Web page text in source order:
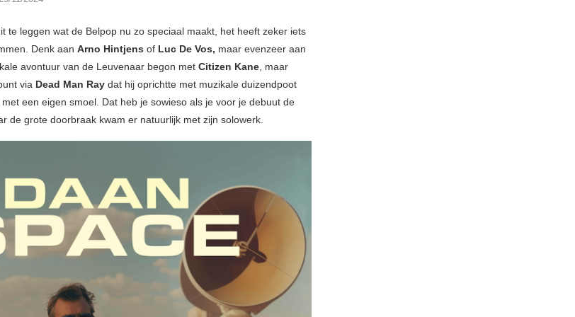
te leggen wat de Belpop nu zo speciaal maakt, het heeft zeker iets
Denk aan Arno Hintjens of Luc De Vos, maar evenzeer aan
avontuur van de Leuvenaar begon met Citizen Kane, maar
via Dead Man Ray dat hij oprichtte met muzikale duizendpoot
een eigen smoel. Dat heb je sowieso als je voor je debuut de
de grote doorbraak kwam er natuurlijk met zijn solowerk.